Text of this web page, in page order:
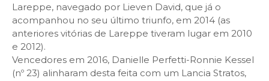
Lareppe, navegado por Lieven David, que já o
acompanhou no seu último triunfo, em 2014 (as
anteriores vitórias de Lareppe tiveram lugar em 2010
e 2012).
Vencedores em 2016, Danielle Perfetti-Ronnie Kessel
(nº 23) alinharam desta feita com um Lancia Stratos,